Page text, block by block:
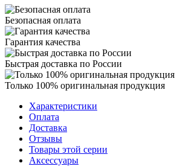
Безопасная оплата
Гарантия качества
Быстрая доставка по России
Только 100% оригинальная продукция
Характеристики
Оплата
Доставка
Отзывы
Товары этой серии
Аксессуары